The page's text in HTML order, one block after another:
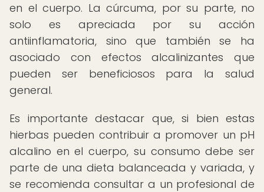
en el cuerpo. La cúrcuma, por su parte, no
solo es apreciada por su acción
antiinflamatoria, sino que también se ha
asociado con efectos alcalinizantes que
pueden ser beneficiosos para la salud
general.
Es importante destacar que, si bien estas
hierbas pueden contribuir a promover un pH
alcalino en el cuerpo, su consumo debe ser
parte de una dieta balanceada y variada, y
se recomienda consultar a un profesional de